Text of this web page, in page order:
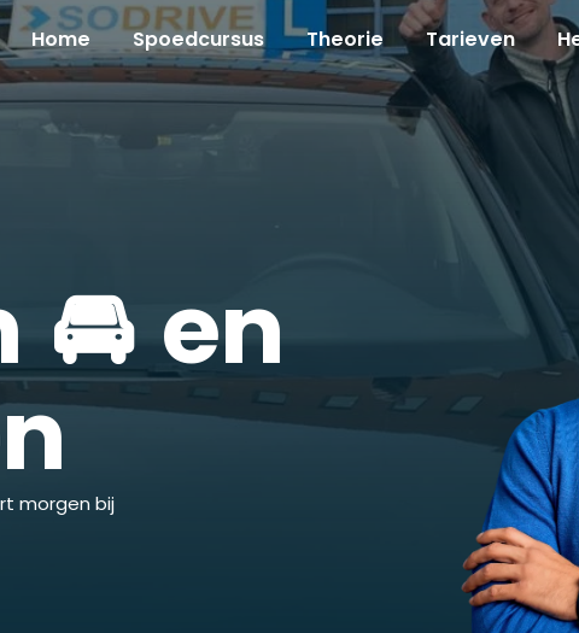
Home Spoedcursus Theorie Tarieven
en
morgen bij